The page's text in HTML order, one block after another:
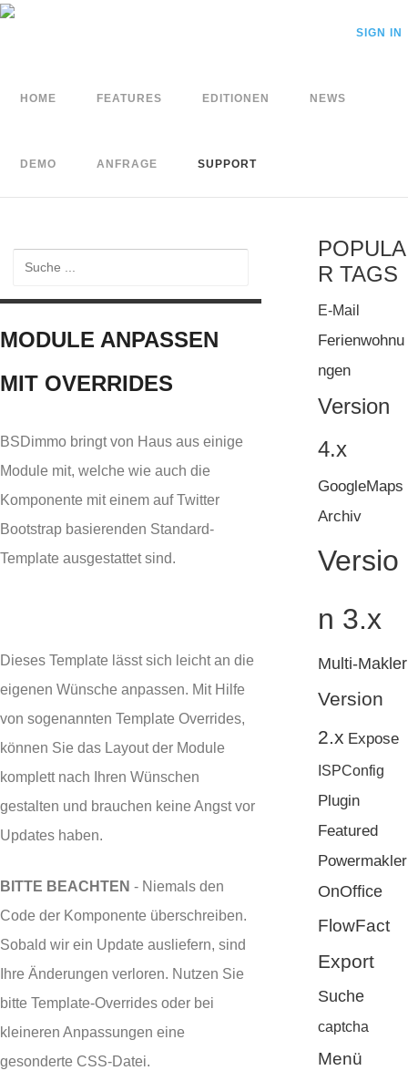
SIGN IN
HOME FEATURES EDITIONEN NEWS
DEMO ANFRAGE SUPPORT
MODULE ANPASSEN
MIT OVERRIDES
BSDimmo bringt von Haus aus einige
Module mit, welche wie auch die
Komponente mit einem auf Twitter
Bootstrap basierenden Standard-
Template ausgestattet sind.
Dieses Template lässt sich leicht an die
eigenen Wünsche anpassen. Mit Hilfe
von sogenannten Template Overrides,
können Sie das Layout der Module
komplett nach Ihren Wünschen
gestalten und brauchen keine Angst vor
Updates haben.
BITTE BEACHTEN - Niemals den
Code der Komponente überschreiben.
Sobald wir ein Update ausliefern, sind
Ihre Änderungen verloren. Nutzen Sie
bitte Template-Overrides oder bei
kleineren Anpassungen eine
gesonderte CSS-Datei.
POPULA
R TAGS
E-Mail
Ferienwohnu
ngen
Version
4.x
GoogleMaps
Archiv
Versio
n 3.x
Multi-Makler
Version
2.x Expose
ISPConfig
Plugin
Featured
Powermakler
OnOffice
FlowFact
Export
Suche
captcha
Menü